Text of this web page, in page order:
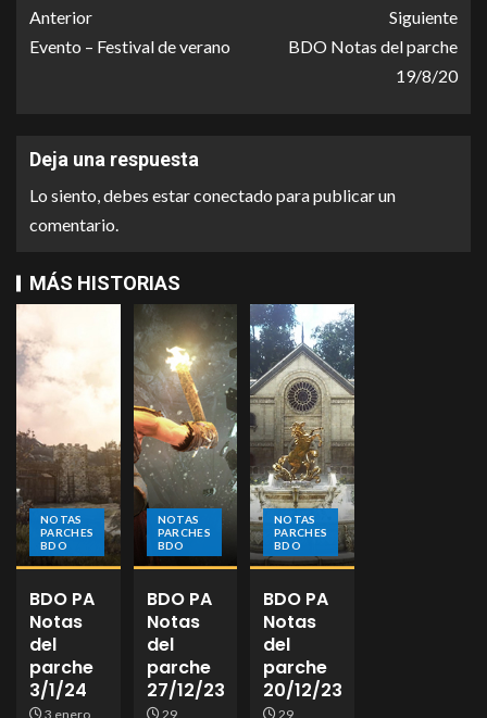
Anterior
Evento – Festival de verano
Siguiente
BDO Notas del parche
19/8/20
Deja una respuesta
Lo siento, debes estarconectado para publicar un
comentario.
MÁS HISTORIAS
NOTAS
PARCHES
BDO
BDO PA
Notas
del
parche
3/1/24
3 enero,
NOTAS
PARCHES
BDO
BDO PA
Notas
del
parche
27/12/23
29
NOTAS
PARCHES
BDO
BDO PA
Notas
del
parche
20/12/23
29